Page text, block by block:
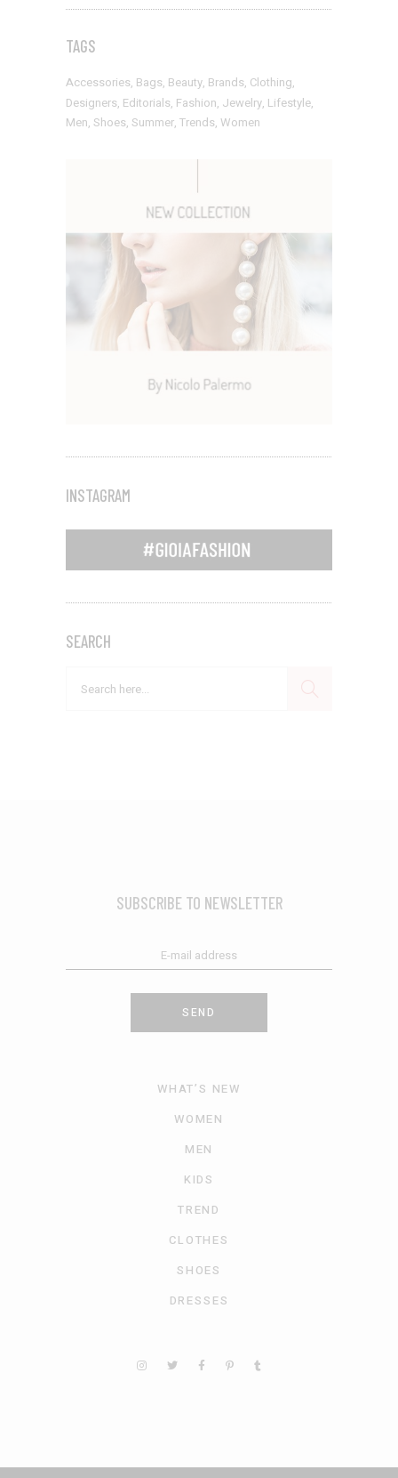
TAGS
Accessories Bags Beauty Brands Clothing
Designers Editorials Fashion Jewelry Lifestyle
Men Shoes Summer Trends Women
INSTAGRAM
SEARCH
SUBSCRIBE TO NEWSLETTER
SEND
WHAT’S NEW
WOMEN
MEN
KIDS
TREND
CLOTHES
SHOES
DRESSES